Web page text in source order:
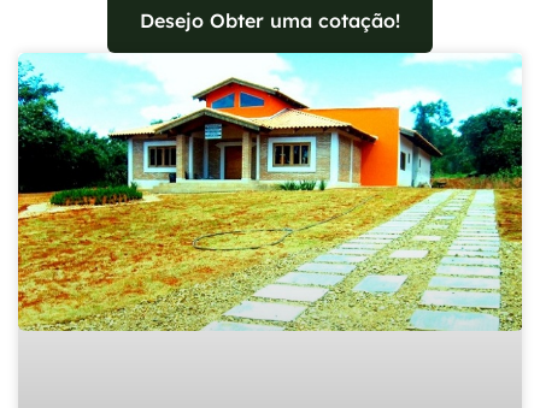
Desejo Obter uma cotação!